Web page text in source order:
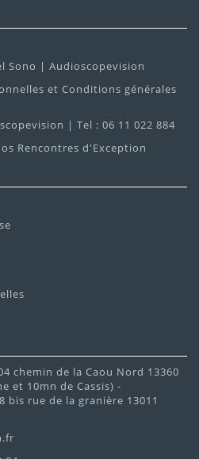
Sono | Audioscopevision
et Conditions générales
| Tel : 06 11 022 884
Rencontres d'Exception
chemin de la Caou Nord 13360
et 10mn de Cassis) -
bis rue de la granière 13011